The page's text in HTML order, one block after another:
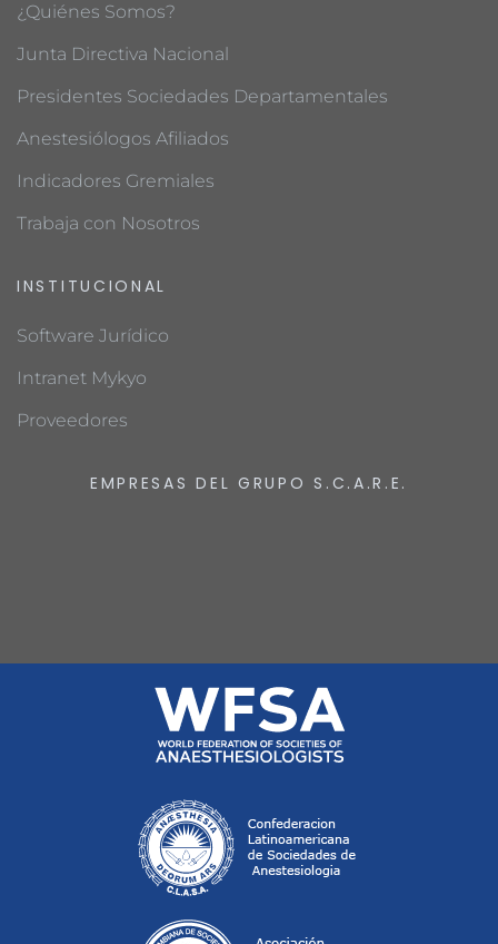
¿Quiénes Somos?
Junta Directiva Nacional
Presidentes Sociedades Departamentales
Anestesiólogos Afiliados
Indicadores Gremiales
Trabaja con Nosotros
INSTITUCIONAL
Software Jurídico
Intranet Mykyo
Proveedores
EMPRESAS DEL GRUPO S.C.A.R.E.